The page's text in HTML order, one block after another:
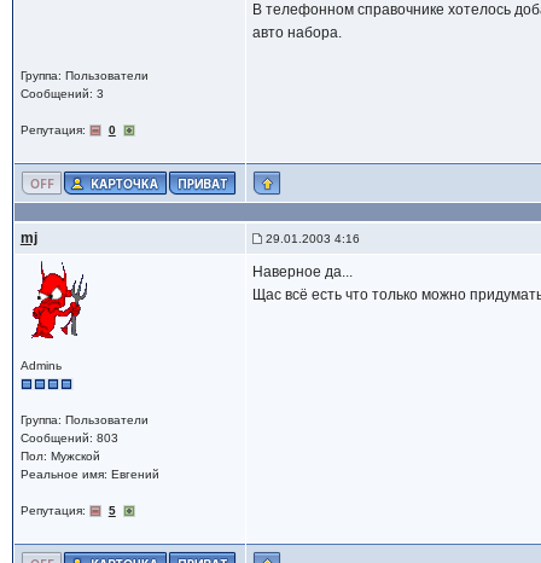
Группа: Пользователи
Сообщений: 3
Репутация: 0
В телефонном справочнике хотелось
авто набора.
mj 29.01.2003 4:16
Adminь
Группа: Пользователи
Сообщений: 803
Пол: Мужской
Реальное имя: Евгений
Репутация: 5
Наверное да...
Щас всё есть что только можно